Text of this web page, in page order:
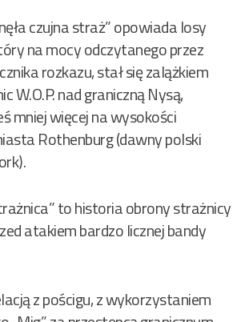
czujna straż” opowiada losy
na mocy odczytanego przez
rozkazu, stał się zalążkiem
W.O.P. nad graniczną Nysą,
mniej więcej na wysokości
Rothenburg (dawny polski
to historia obrony strażnicy
atakiem bardzo licznej bandy
z pościgu, z wykorzystaniem